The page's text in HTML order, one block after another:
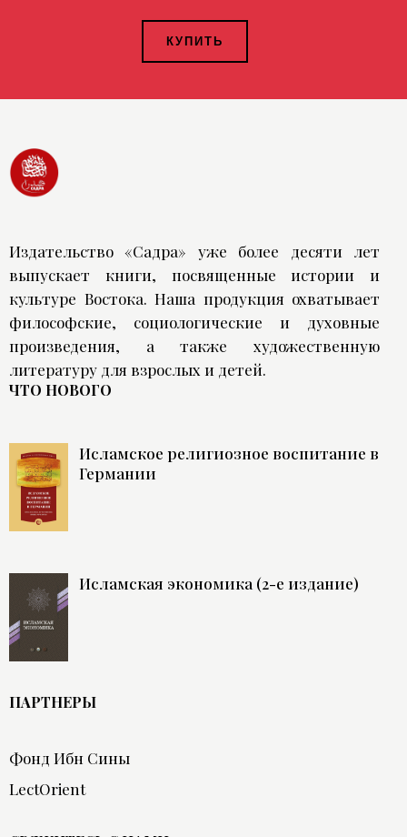
КУПИТЬ
Издательство «Садра» уже более десяти лет
выпускает книги, посвященные истории и
культуре Востока. Наша продукция охватывает
философские, социологические и духовные
произведения, а также художественную
литературу для взрослых и детей.
ЧТО НОВОГО
Исламское религиозное воспитание в
Германии
Исламская экономика (2-е издание)
ПАРТНЕРЫ
Фонд Ибн Сины
LectOrient